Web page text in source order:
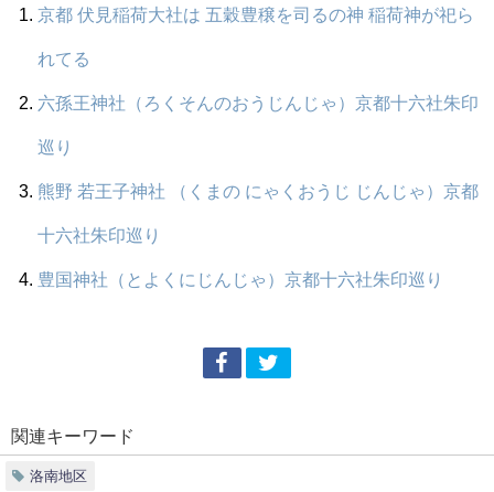
京都 伏見稲荷大社は 五穀豊穣を司るの神 稲荷神が祀ら
れてる
六孫王神社（ろくそんのおうじんじゃ）京都十六社朱印
巡り
熊野 若王子神社 （くまの にゃくおうじ じんじゃ）京都
十六社朱印巡り
豊国神社（とよくにじんじゃ）京都十六社朱印巡り
関連キーワード
洛南地区